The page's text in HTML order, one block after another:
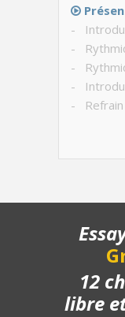
-
-
-
-
- Refrain
-
-
-
-
- Bonus
12
libre